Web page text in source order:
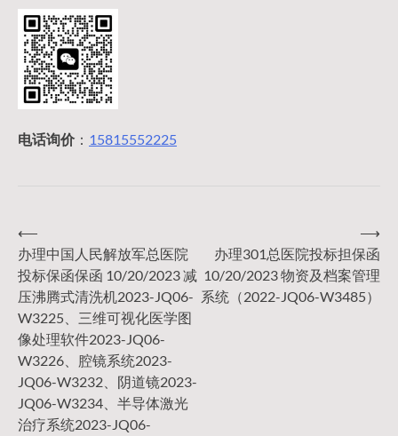
电话询价： 15815552225
文
章
导
航
⟵
办理中国人民解放军总医院
投标保函保函 10/20/2023 减
压沸腾式清洗机2023-JQ06-
W3225、三维可视化医学图
像处理软件2023-JQ06-
W3226、腔镜系统2023-
JQ06-W3232、阴道镜2023-
JQ06-W3234、半导体激光
治疗系统2023-JQ06-
办理301总医院投标担保函
10/20/2023 物资及档案管理
系统（2022-JQ06-W3485）
⟶